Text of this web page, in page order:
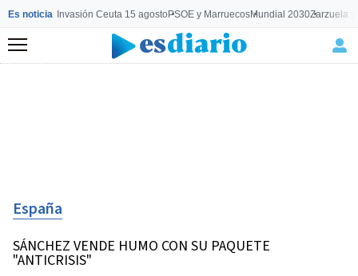
Es noticia Invasión Ceuta 15 agostoPSOE y MarruecosMundial 2030Zarzuela
Menú
España
SÁNCHEZ VENDE HUMO CON SU PAQUETE
"ANTICRISIS"